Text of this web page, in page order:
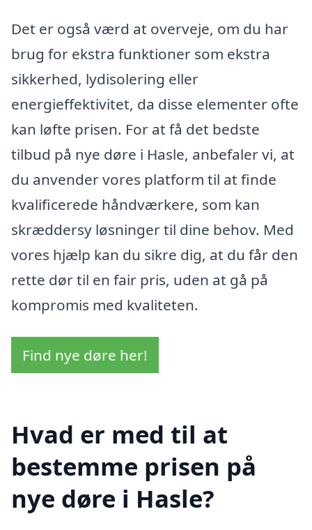
Det er også værd at overveje, om du har
brug for ekstra funktioner som ekstra
sikkerhed, lydisolering eller
energieffektivitet, da disse elementer ofte
kan løfte prisen. For at få det bedste
tilbud på nye døre i Hasle, anbefaler vi, at
du anvender vores platform til at finde
kvalificerede håndværkere, som kan
skræddersy løsninger til dine behov. Med
vores hjælp kan du sikre dig, at du får den
rette dør til en fair pris, uden at gå på
kompromis med kvaliteten.
Find nye døre her!
Hvad er med til at
bestemme prisen på
nye døre i Hasle?